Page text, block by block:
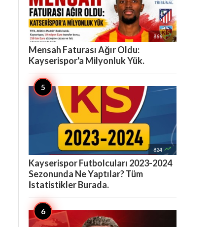
866 
Mensah Faturası Ağır Oldu:
Kayserispor'a Milyonluk Yük.
824 
Kayserispor Futbolcuları 2023-2024
Sezonunda Ne Yaptılar? Tüm
İstatistikler Burada.